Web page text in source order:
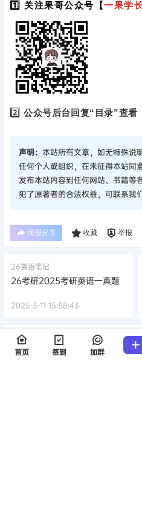
1️⃣ 关注果哥公众号【一果学
2️⃣公众号后台回复“目录”查看
声明： 本站所有文章，如无特殊说
任何个人或组织，在未征得本站同
发布本站内容到任何网站、书籍等
犯了原著者的合法权益，可联系我
海报分享 收藏 举报
26英语笔记
26考研2025考研英语一真题
2025-3-11 15:58:43
0 条回复 文章作者 管理员
首页 签到 加群